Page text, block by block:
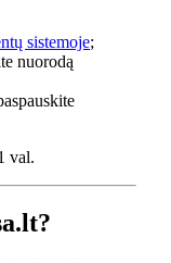
sistemoje;
nuorodą
val.